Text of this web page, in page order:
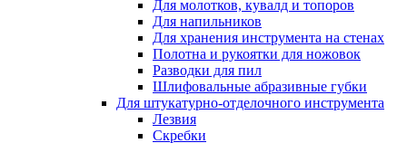
Для молотков, кувалд и топоров
Для напильников
Для хранения инструмента на стенах
Полотна и рукоятки для ножовок
Разводки для пил
Шлифовальные абразивные губки
Для штукатурно-отделочного инструмента
Лезвия
Скребки